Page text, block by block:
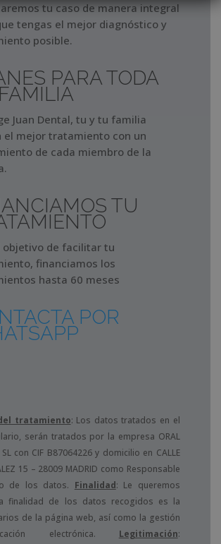
tu caso de manera integral
tengas el mejor diagnóstico y
posible.
PARA TODA
Juan Dental, tu y tu familia
el mejor tratamiento con un
de cada miembro de la
TU
objetivo de facilitar tu
financiamos los
hasta 60 meses
POR
tratamiento: Los datos tratados en el
serán tratados por la empresa ORAL
SL con CIF B87064226 y domicilio en CALLE
15 – 28009 MADRID como Responsable
de los datos. Finalidad: Le queremos
finalidad de los datos recogidos es la
de la página web, así como la gestión
electrónica. Legitimación: